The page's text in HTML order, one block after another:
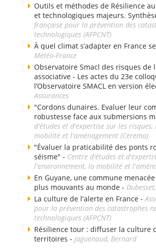
Outils et méthodes de Résilience
et technologiques majeurs.
française pour la prévention des
technologiques (AFPCNT)
À quel climat s’adapter en France
Météo-France
Observatoire Smacl des risques de
associative - Les actes du 23e
l’Observatoire SMACL en version
Assurances
"Cordons dunaires. Evaluer leur
robustesse face aux submersions
d'études et d'expertise sur les
mobilité et l'aménagement (Cerema)
"Évaluer la praticabilité des ponts
séisme" - Centre d'études et
l'environnement, la mobilité et
En Guyane, une commune
plus mouvants au monde -
La culture de l'alerte en France -
pour la prévention des catastrophes
technologiques (AFPCNT)
Résilience tour : diffuser la culture
territoires - Jaguenaud, Bernard